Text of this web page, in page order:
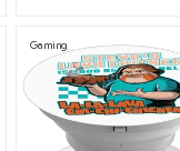
Gaming